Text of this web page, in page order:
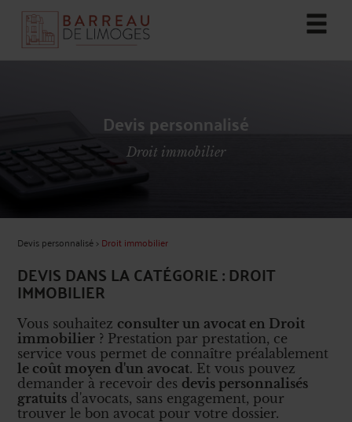
Devis personnalisé
Droit immobilier
Devis personnalisé>Droit immobilier
DEVIS DANS LA CATÉGORIE : DROIT
IMMOBILIER
Vous souhaitez consulter un avocat en Droit
immobilier ? Prestation par prestation, ce
service vous permet de connaître préalablement
le coût moyen d'un avocat. Et vous pouvez
demander à recevoir des devis personnalisés
gratuits d'avocats, sans engagement, pour
trouver le bon avocat pour votre dossier.